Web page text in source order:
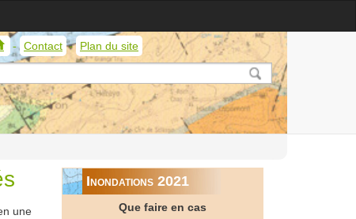
Service
de
Wallonie
Contact Plan du site
une
Inondations 2021
Que faire en cas